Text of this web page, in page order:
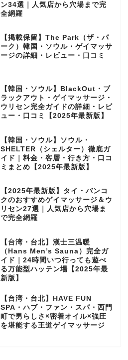
ン34選｜人気店から穴場まで完
全網羅
【掲載保留】The Park（ザ・パ
ーク）韓国・ソウル・ゲイマッサ
ージの詳細・レビュー・口コミ
【韓国・ソウル】BlackOut・ブ
ラックアウト・ゲイマッサージ・
ウリセン完全ガイドの詳細・レビ
ュー・口コミ【2025年最新版】
【韓国・ソウル】ソウル・
SHELTER（シェルター）徹底ガ
イド｜料金・客層・行き方・口コ
ミまとめ【2025年最新版】
【2025年最新版】タイ・バンコ
クのおすすめゲイマッサージ＆ウ
リセン27選｜人気店から穴場ま
で完全網羅
【台湾・台北】漢士三温暖
（Hans Men’s Sauna）完全ガ
イド｜24時間いつ行っても遊べ
る万能型ハッテン場【2025年最
新版】
【台湾・台北】HAVE FUN
SPA・ハブ・ファン・スパ・西門
町で男らしさ×密着オイル×強圧
を堪能する王道ゲイマッサージ